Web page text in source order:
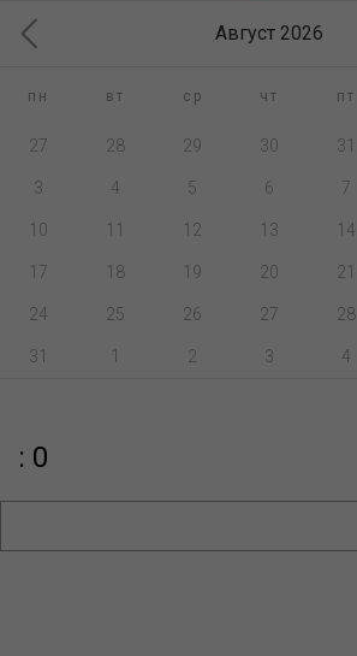
Август 2026
пн вт ср чт пт
27 28 29 30 31
3 4 5 6 7
10 11 12 13 14
17 18 19 20 21
24 25 26 27 28
31 1 2 3 4
: 0